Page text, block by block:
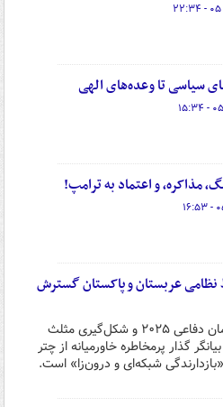
سیاسی تا وعده‌های الهی
مذاکره، و اعتماد به ترامپ!
نظامی عربستان و پاکستان گسترش
تحلیل پیمان دفاعی ۲۰۲۵ و شکل‌گیری مثلث
گذار پرمخاطره خاورمیانه از چتر
شبکه‌ای و درون‌زا» است.